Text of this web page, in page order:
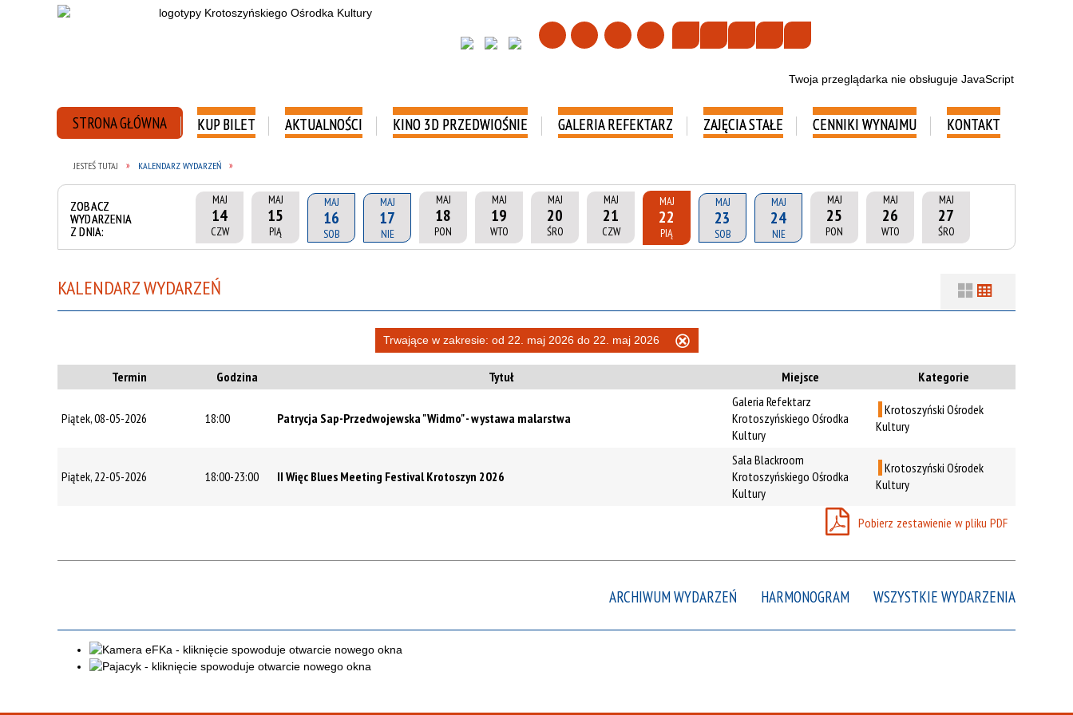
Twoja przeglądarka nie obsługuje JavaScript
STRONA GŁÓWNA KUP BILET AKTUALNOŚCI KINO 3D PRZEDWIOŚNIE GALERIA REFEKTARZ ZAJĘCIA STAŁE CENNIKI WYNAJMU KONTAKT
JESTEŚ TUTAJ KALENDARZ WYDARZEŃ
ZOBACZ
WYDARZENIA
Z DNIA:
MAJ
14
CZW
MAJ
15
PIĄ
MAJ
16
SOB
MAJ
17
NIE
MAJ
18
PON
MAJ
19
WTO
MAJ
20
ŚRO
MAJ
21
CZW
MAJ
22
PIĄ
MAJ
23
SOB
MAJ
24
NIE
MAJ
25
PON
MAJ
26
WTO
MAJ
27
ŚRO
KALENDARZ WYDARZEŃ Filtry
Kategoria
Trwające w
Promowane
Trwające w zakresie: od 22. maj 2026 do 22. maj 2026
Termin Godzina Tytuł Miejsce Kategorie
Piątek, 08-05-2026 18:00 Patrycja Sap-Przedwojewska "Widmo" - wystawa malarstwa
Galeria Refektarz
Krotoszyńskiego Ośrodka
Kultury
Krotoszyński Ośrodek
Kultury
Piątek, 22-05-2026 18:00-23:00 II Więc Blues Meeting Festival Krotoszyn 2026
Sala Blackroom
Krotoszyńskiego Ośrodka
Kultury
Krotoszyński Ośrodek
Kultury
Pobierz zestawienie w pliku PDF
WSZYSTKIE WYDARZENIA
HARMONOGRAM
ARCHIWUM WYDARZEŃ